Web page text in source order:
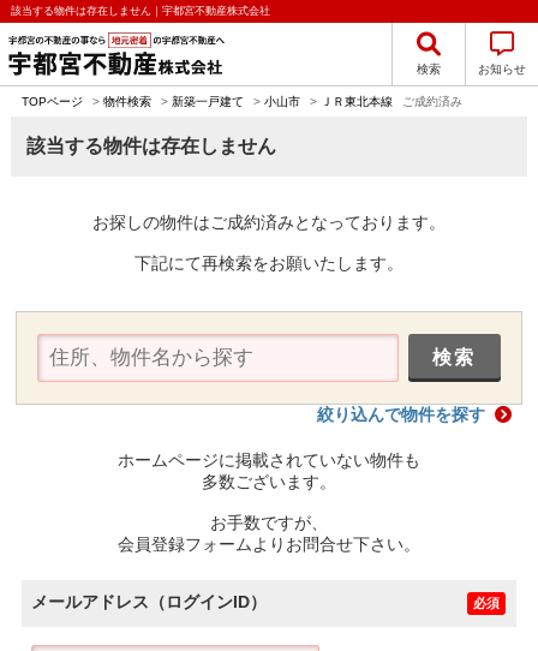
該当する物件は存在しません｜宇都宮不動産株式会社
検索 お知らせ
TOPページ > 物件検索 > 新築一戸建て > 小山市 > ＪＲ東北本線 ご成約済み
該当する物件は存在しません
お探しの物件はご成約済みとなっております。
下記にて再検索をお願いたします。
絞り込んで物件を探す
ホームページに掲載されていない物件も
多数ございます。
お手数ですが、
会員登録フォームよりお問合せ下さい。
メールアドレス（ログインID） 必須